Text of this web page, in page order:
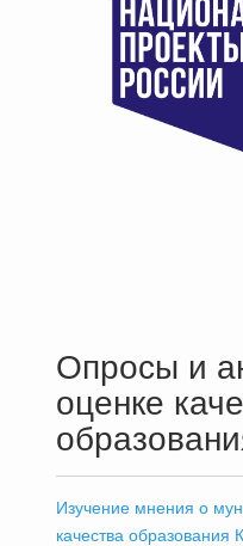
Опросы и
оценке
Изучение мнения о
качества образования